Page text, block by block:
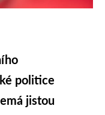
politice
jistou